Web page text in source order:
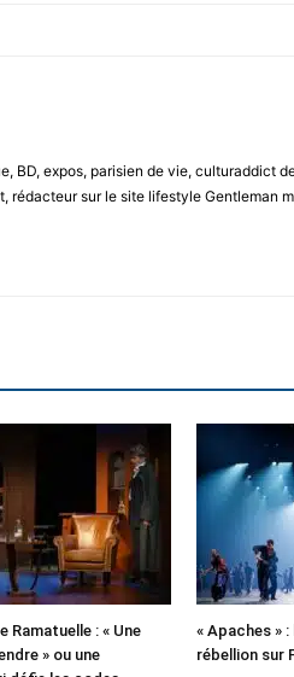
BD, expos, parisien de vie, culturaddict
rédacteur sur le site lifestyle Gentleman
Ramatuelle : « Une
» ou une
« Apaches »
rébellion sur